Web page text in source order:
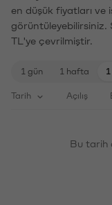
en düşük fiyatları ve
görüntüleyebilirsiniz.
TL'ye çevrilmiştir.
1 gün 1 hafta
Tarih Açılış
Bu tarih